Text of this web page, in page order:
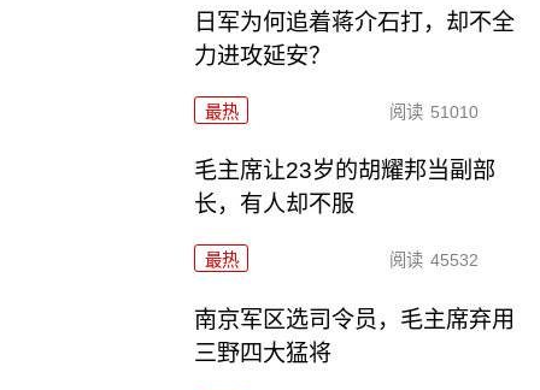
日军为何追着蒋介石打，却不全
力进攻延安？
最热 阅读 51010
毛主席让23岁的胡耀邦当副部
长，有人却不服
最热 阅读 45532
南京军区选司令员，毛主席弃用
三野四大猛将